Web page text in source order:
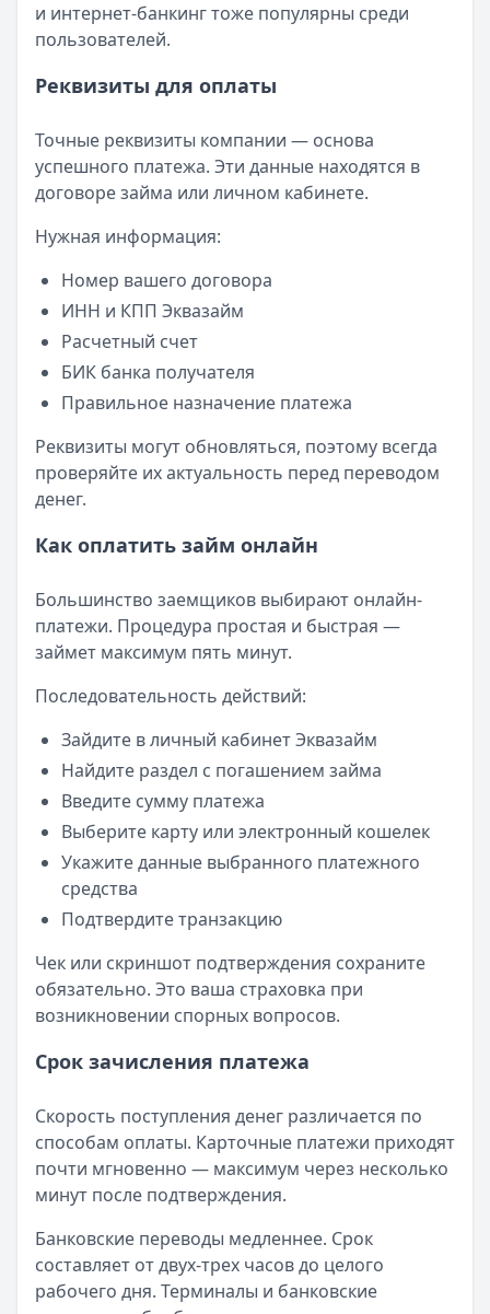
и интернет-банкинг тоже популярны среди
пользователей.
Реквизиты для оплаты
Точные реквизиты компании — основа
успешного платежа. Эти данные находятся в
договоре займа или личном кабинете.
Нужная информация:
Номер вашего договора
ИНН и КПП Эквазайм
Расчетный счет
БИК банка получателя
Правильное назначение платежа
Реквизиты могут обновляться, поэтому всегда
проверяйте их актуальность перед переводом
денег.
Как оплатить займ онлайн
Большинство заемщиков выбирают онлайн-
платежи. Процедура простая и быстрая —
займет максимум пять минут.
Последовательность действий:
Зайдите в личный кабинет Эквазайм
Найдите раздел с погашением займа
Введите сумму платежа
Выберите карту или электронный кошелек
Укажите данные выбранного платежного
средства
Подтвердите транзакцию
Чек или скриншот подтверждения сохраните
обязательно. Это ваша страховка при
возникновении спорных вопросов.
Срок зачисления платежа
Скорость поступления денег различается по
способам оплаты. Карточные платежи приходят
почти мгновенно — максимум через несколько
минут после подтверждения.
Банковские переводы медленнее. Срок
составляет от двух-трех часов до целого
рабочего дня. Терминалы и банковские